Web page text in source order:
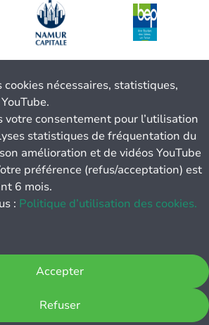
cookies nécessaires, statistiques,
votre consentement pour l’utilisation
statistiques de fréquentation du
amélioration et de vidéos YouTube
préférence (refus/acceptation) est
6 mois.
: Politique d’utilisation des cookies.
Refuser
Accepter